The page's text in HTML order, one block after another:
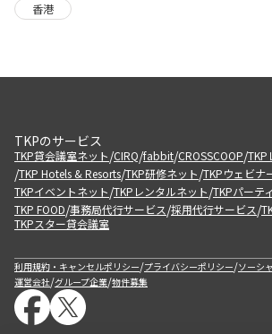
香港
TKPのサービス
TKP貸会議室ネット/CIRQ/fabbit/CROSSCOOP/TKP
/TKP Hotels & Resorts/TKP研修ネット/TKPウェビナ
TKPイベントネット/TKPレンタルネット/TKPパーテ
TKP FOOD/事務局代行サービス/採用代行サービス/
TKPスター貸会議室
利用規約・キャンセルポリシー/プライバシーポリシー/ソーシ
運営会社/グループ企業/物件募集